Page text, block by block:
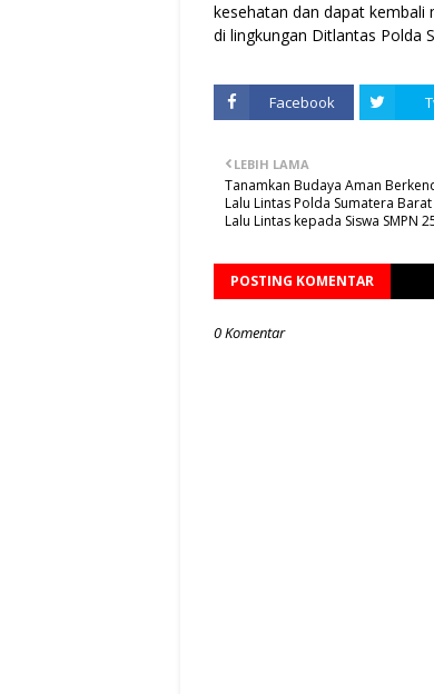
kesehatan dan dapat kembali
di lingkungan Ditlantas Polda
Facebook
LEBIH LAMA
Tanamkan Budaya Aman
Lalu Lintas Polda Sumatera
Lalu Lintas kepada Siswa SMPN
POSTING KOMENTAR
0 Komentar